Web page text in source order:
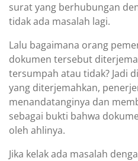
surat yang berhubungan
tidak ada masalah lagi.
Lalu bagaimana orang
dokumen tersebut
tersumpah atau tidak? Jadi
yang diterjemahkan,
menandatanginya dan
sebagai bukti bahwa
oleh ahlinya.
Jika kelak ada masalah